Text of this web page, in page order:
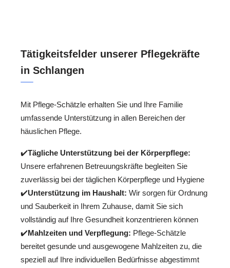
Tätigkeitsfelder unserer Pflegekräfte
in Schlangen
Mit Pflege-Schätzle erhalten Sie und Ihre Familie
umfassende Unterstützung in allen Bereichen der
häuslichen Pflege.
✔️Tägliche Unterstützung bei der Körperpflege:
Unsere erfahrenen Betreuungskräfte begleiten Sie
zuverlässig bei der täglichen Körperpflege und Hygiene
✔️Unterstützung im Haushalt: Wir sorgen für Ordnung
und Sauberkeit in Ihrem Zuhause, damit Sie sich
vollständig auf Ihre Gesundheit konzentrieren können
✔️Mahlzeiten und Verpflegung: Pflege-Schätzle
bereitet gesunde und ausgewogene Mahlzeiten zu, die
speziell auf Ihre individuellen Bedürfnisse abgestimmt